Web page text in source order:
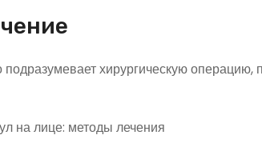
хирургическую